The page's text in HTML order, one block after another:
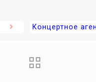
Концертное